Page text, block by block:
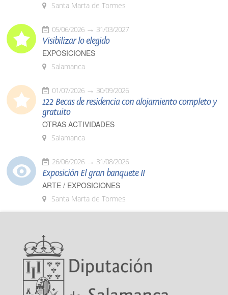
Santa Marta de Tormes
05/06/2026 31/03/2027
Visibilizar lo elegido
EXPOSICIONES
Salamanca
01/07/2026 30/09/2026
122 Becas de residencia con alojamiento completo y
gratuito
OTRAS ACTIVIDADES
Salamanca
26/06/2026 31/08/2026
Exposición El gran banquete II
ARTE / EXPOSICIONES
Santa Marta de Tormes